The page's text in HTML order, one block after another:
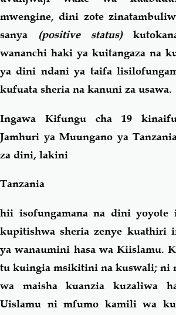
mwengine, dini zote
sanya (positive status)
wananchi haki ya kuitangaza na
ya dini ndani ya taifa
kufuata sheria na kanuni za usawa.
Ingawa Kifungu cha 19
Jamhuri ya Muungano ya
za dini, lakini
Tanzania
hii isofungamana na dini yoyote
kupitishwa sheria zenye kuathiri
ya wanaumini hasa wa Kiislamu.
tu kuingia msikitini na kuswali; ni
wa maisha kuanzia kuzaliwa
Uislamu ni mfumo kamili wa